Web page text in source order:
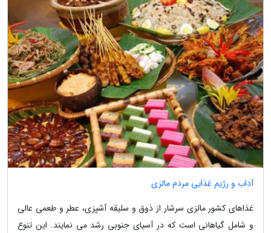
آداب و رژیم غذایی مردم مالزی
غذاهای کشور مالزی سرشار از ذوق و سلیقه آشپزی، عطر و طعمی عالی
و شامل گیاهانی است که در آسیای جنوبی رشد می نمایند. این تنوع